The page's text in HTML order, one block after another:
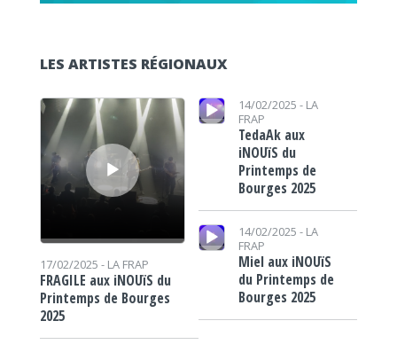
LES ARTISTES RÉGIONAUX
Lecteur audio
17/02/2025 - LA FRAP
FRAGILE aux iNOUïS du
Printemps de Bourges
2025
Lecteur audio 14/02/2025 - LA
FRAP
TedaAk aux
iNOUïS du
Printemps de
Bourges 2025
Lecteur audio
14/02/2025 - LA
FRAP
Miel aux iNOUïS
du Printemps de
Bourges 2025